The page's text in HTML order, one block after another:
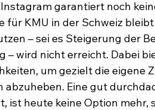
garantiert noch
für KMU in der Schweiz
– sei es Steigerung der
– wird nicht erreicht. Dabei
um gezielt die eigene
abzuheben. Eine gut
ist heute keine Option